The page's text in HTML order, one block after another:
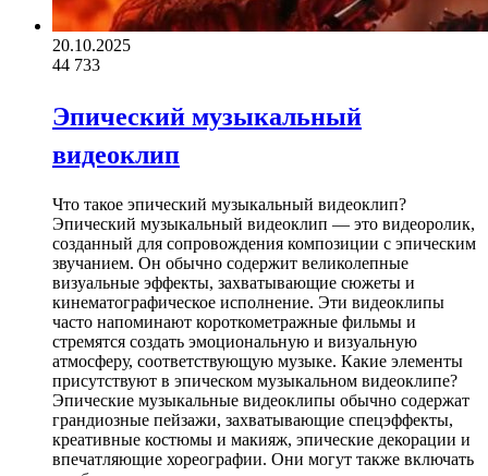
20.10.2025
44 733
Эпический музыкальный
видеоклип
Что такое эпический музыкальный видеоклип?
Эпический музыкальный видеоклип — это видеоролик,
созданный для сопровождения композиции с эпическим
звучанием. Он обычно содержит великолепные
визуальные эффекты, захватывающие сюжеты и
кинематографическое исполнение. Эти видеоклипы
часто напоминают короткометражные фильмы и
стремятся создать эмоциональную и визуальную
атмосферу, соответствующую музыке. Какие элементы
присутствуют в эпическом музыкальном видеоклипе?
Эпические музыкальные видеоклипы обычно содержат
грандиозные пейзажи, захватывающие спецэффекты,
креативные костюмы и макияж, эпические декорации и
впечатляющие хореографии. Они могут также включать